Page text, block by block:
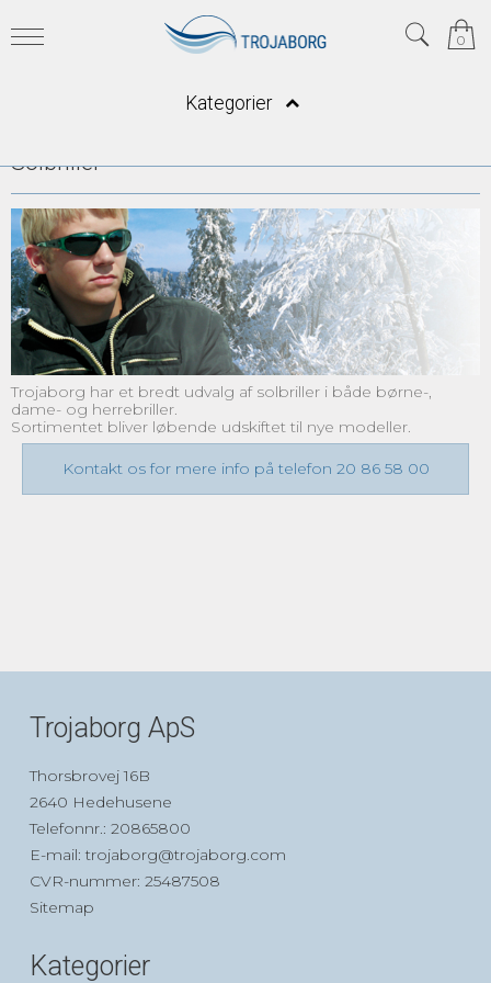
0
Kategorier
Solbriller
Trojaborg har et bredt udvalg af solbriller i både børne-,
dame- og herrebriller.
Sortimentet bliver løbende udskiftet til nye modeller.
Kontakt os for mere info på telefon 20 86 58 00
Trojaborg ApS
Thorsbrovej 16B
2640 Hedehusene
Telefonnr.: 20865800
E-mail: trojaborg@trojaborg.com
CVR-nummer: 25487508
Sitemap
Kategorier